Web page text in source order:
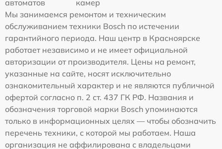
автоматов
камер
Мы занимаемся ремонтом и техническим
обслуживанием техники Bosch по истечении
гарантийного периода. Наш центр в Красноярске
работает независимо и не имеет официальной
авторизации от производителя. Цены на ремонт,
указанные на сайте, носят исключительно
ознакомительный характер и не являются публичной
офертой согласно п. 2 ст. 437 ГК РФ. Названия и
обозначения торговой марки Bosch упоминаются
только в информационных целях — чтобы обозначить
перечень техники, с которой мы работаем. Наша
организация не аффилирована с владельцами